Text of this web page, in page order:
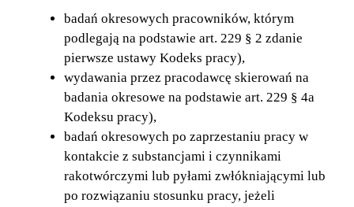
badań okresowych pracowników, którym
podlegają na podstawie art. 229 § 2 zdanie
pierwsze ustawy Kodeks pracy),
wydawania przez pracodawcę skierowań na
badania okresowe na podstawie art. 229 § 4a
Kodeksu pracy),
badań okresowych po zaprzestaniu pracy w
kontakcie z substancjami i czynnikami
rakotwórczymi lub pyłami zwłókniającymi lub
po rozwiązaniu stosunku pracy, jeżeli